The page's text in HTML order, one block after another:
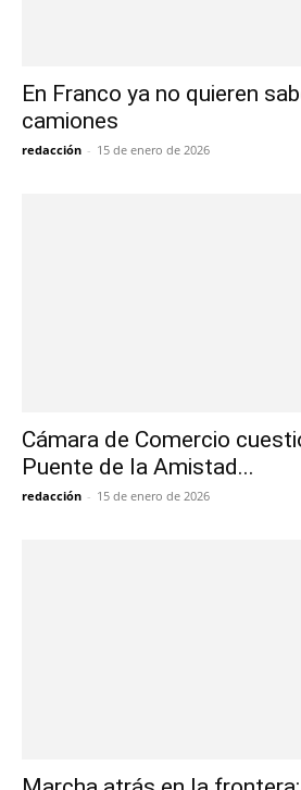
En Franco ya no quieren
camiones
redacción - 15 de enero de 2026
Cámara de Comercio
Puente de la Amistad...
redacción - 15 de enero de 2026